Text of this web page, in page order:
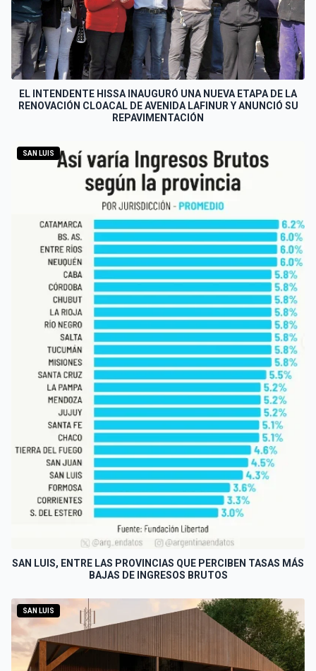
EL INTENDENTE HISSA INAUGURÓ UNA NUEVA ETAPA DE LA
RENOVACIÓN CLOACAL DE AVENIDA LAFINUR Y ANUNCIÓ SU
REPAVIMENTACIÓN
SAN LUIS
SAN LUIS, ENTRE LAS PROVINCIAS QUE PERCIBEN TASAS MÁS
BAJAS DE INGRESOS BRUTOS
SAN LUIS